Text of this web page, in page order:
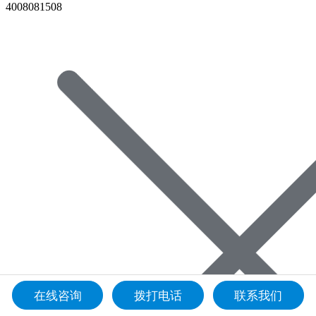
4008081508
在线咨询 拨打电话 联系我们